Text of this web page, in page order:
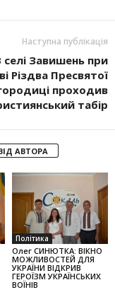
Наступна публікація
селі Завишень при
Різдва Пресвятої
проходив
табір
АВТОРА
Політика
Олег СИНЮТКА: ВІКНО
МОЖЛИВОСТЕЙ ДЛЯ
УКРАЇНИ ВІДКРИВ
ГЕРОЇЗМ УКРАЇНСЬКИХ
ВОЇНІВ